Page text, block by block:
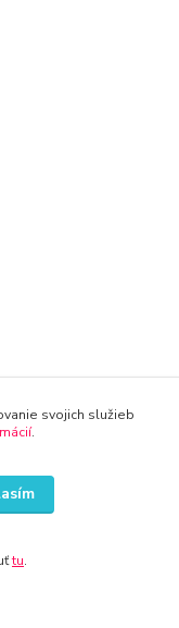
svojich služieb
.
tu.